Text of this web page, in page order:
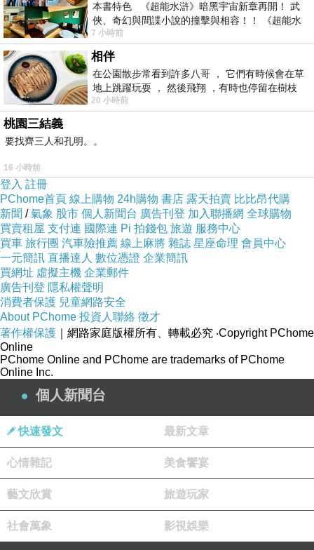
本書特色 《超能水滸》暗黑宇宙新章再開！ 武
俠、奇幻與間諜小說的撞擊與相容！！ 《超能水
滸》系列第四部變幻登場
7 小時前
相伴
在公園散步常看到許多八哥 ， 它們有時候會在草
地上跳躍玩耍 ， 然後飛翔 ，有時也停留在樹枝
上，它們身軀是咖啡色的，鳥喙是黃色
20 小時前
桃園三結義
要找齊三人和孔明。。
16 小時前
登入 註冊
PChome首頁 線上購物 24h購物 書店 露天拍賣 比比昂代購
新聞 /氣象 股市 個人新聞台 廣告刊登 加入聯播網 全球購物
買賣租屋 支付連 國際連 Pi 拍錢包 旅遊 服務中心
買車 旅行團 汽車險推薦 線上麻將 雜誌 星座命理 會員中心
一元簡訊 直播達人 數位憑證 企業簡訊
買網址 虛擬主機 企業郵件
廣告刊登 隱私權聲明
消費者保護 兒童網路安全
About PChome 投資人聯絡 徵才
著作權保護 ｜網路家庭版權所有、轉載必究 ‧Copyright PChome
Online
PChome Online and PChome are trademarks of PChome
Online Inc.
個人新聞台
快速發文 最新文章
心情雜記 美食饗宴
藝文欣賞 旅遊玩家
社會萬象 影視娛樂